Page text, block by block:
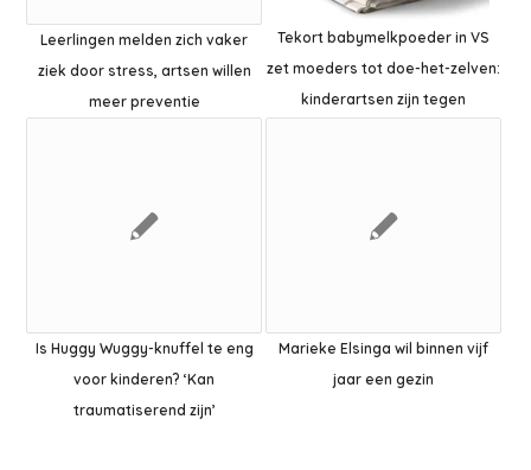
Leerlingen melden zich vaker
ziek door stress, artsen willen
meer preventie
Tekort babymelkpoeder in VS
zet moeders tot doe-het-zelven:
kinderartsen zijn tegen
Is Huggy Wuggy-knuffel te eng
voor kinderen? ‘Kan
traumatiserend zijn’
Marieke Elsinga wil binnen vijf
jaar een gezin